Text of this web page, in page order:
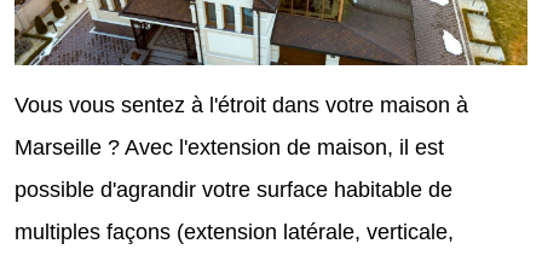
Vous vous sentez à l'étroit dans votre maison à
Marseille ? Avec l'extension de maison, il est
possible d'agrandir votre surface habitable de
multiples façons (extension latérale, verticale,